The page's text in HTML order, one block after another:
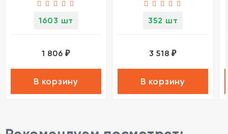
1603 шт
1 806₽
В корзину
352 шт
3 518₽
В корзину